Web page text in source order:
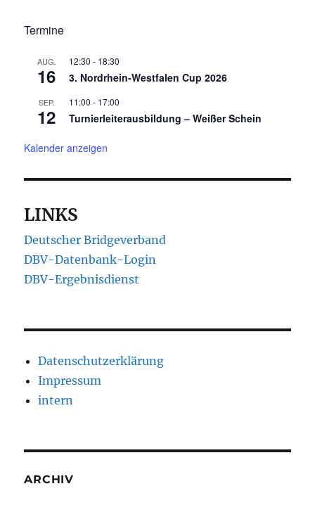
Termine
AUG.
16
12:30 - 18:30
3. Nordrhein-Westfalen Cup 2026
SEP.
12
11:00 - 17:00
Turnierleiterausbildung – Weißer Schein
Kalender anzeigen
LINKS
Deutscher Bridgeverband
DBV-Datenbank-Login
DBV-Ergebnisdienst
Datenschutzerklärung
Impressum
intern
ARCHIV